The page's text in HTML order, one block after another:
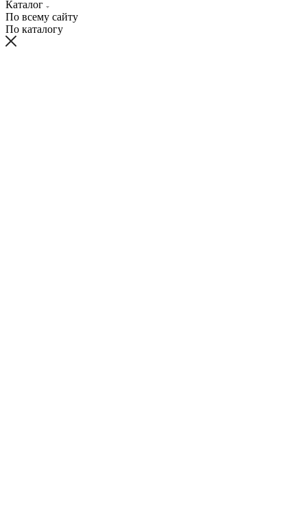
Каталог
По всему сайту
По каталогу